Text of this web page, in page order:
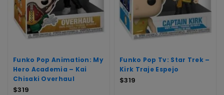
Funko Pop Animation: My
Hero Academia – Kai
Chisaki Overhaul
$319
Funko Pop Tv: Star Trek –
Kirk Traje Espejo
$319